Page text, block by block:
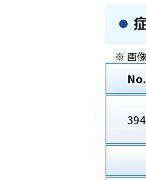
※ 画像
No.
394